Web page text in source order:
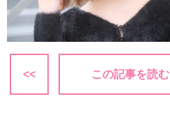
<< この記事を読む